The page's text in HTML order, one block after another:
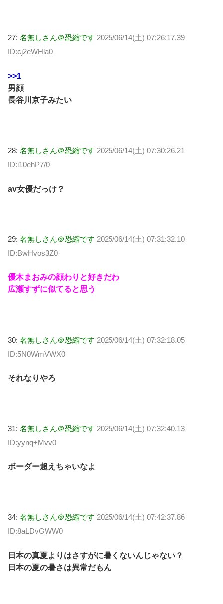
27: 名無しさん＠恐縮です 2025/06/14(土) 07:26:17.39
ID:cj2eWHla0
>>1
男顔
長谷川京子みたい
28: 名無しさん＠恐縮です 2025/06/14(土) 07:30:26.21
ID:i10ehP7/0
av女優だっけ？
29: 名無しさん＠恐縮です 2025/06/14(土) 07:31:32.10
ID:BwHvos3Z0
優木まおみの顔わりと好きだわ
広瀬すずに似てると思う
30: 名無しさん＠恐縮です 2025/06/14(土) 07:32:18.05
ID:5N0WmVWX0
それなりやろ
31: 名無しさん＠恐縮です 2025/06/14(土) 07:32:40.13
ID:yynq+Mvv0
ボーダー超えちゃいなよ
34: 名無しさん＠恐縮です 2025/06/14(土) 07:42:37.86
ID:8aLDvGWW0
日本の真夏よりはさすがに暑くないんじゃない？
日本の夏の暑さは異常だもん